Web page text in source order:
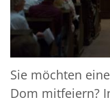
Sie möchten
Dom mitfeiern?